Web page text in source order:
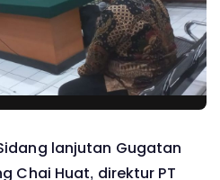
lanjutan Gugatan
Chai Huat, direktur PT